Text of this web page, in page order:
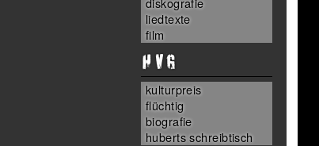
liedtexte
film
HvG
kulturpreis
flüchtig
biografie
huberts schreibtisch